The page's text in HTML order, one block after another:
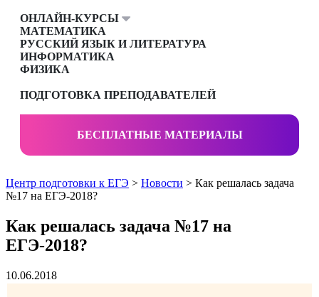
ОНЛАЙН-КУРСЫ
МАТЕМАТИКА
РУССКИЙ ЯЗЫК И ЛИТЕРАТУРА
ИНФОРМАТИКА
ФИЗИКА
ПОДГОТОВКА ПРЕПОДАВАТЕЛЕЙ
БЕСПЛАТНЫЕ МАТЕРИАЛЫ
Центр подготовки к ЕГЭ > Новости > Как решалась задача
№17 на ЕГЭ-2018?
Как решалась задача №17 на
ЕГЭ-2018?
10.06.2018